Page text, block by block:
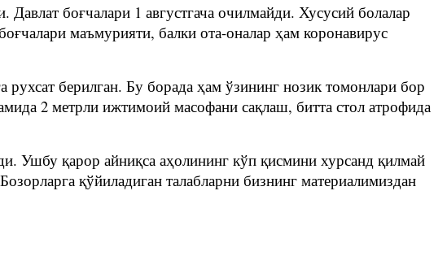
боғчалари 1 августгача очилмайди. Хусусий болалар
маъмурияти, балки ота-оналар ҳам коронавирус
берилган. Бу борада ҳам ўзининг нозик томонлари бор
2 метрли ижтимоий масофани сақлаш, битта стол атрофида
Ушбу қарор айниқса аҳолининг кўп қисмини хурсанд қилмай
қўйиладиган талабларни бизнинг материалимиздан